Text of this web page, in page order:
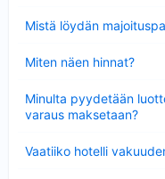
Mistä löydän
Miten näen hinnat?
Minulta pyydetään
varaus maksetaan?
Vaatiiko hotelli